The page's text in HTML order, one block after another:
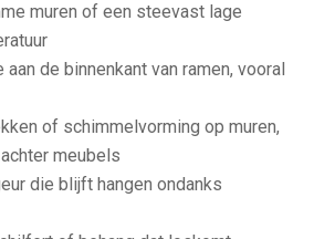
muren of een steevast lage
de binnenkant van ramen, vooral
of schimmelvorming op muren,
meubels
die blijft hangen ondanks